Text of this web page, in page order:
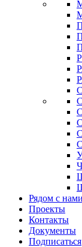
Рядом с нами
Проекты
Контакты
Документы
Подписаться